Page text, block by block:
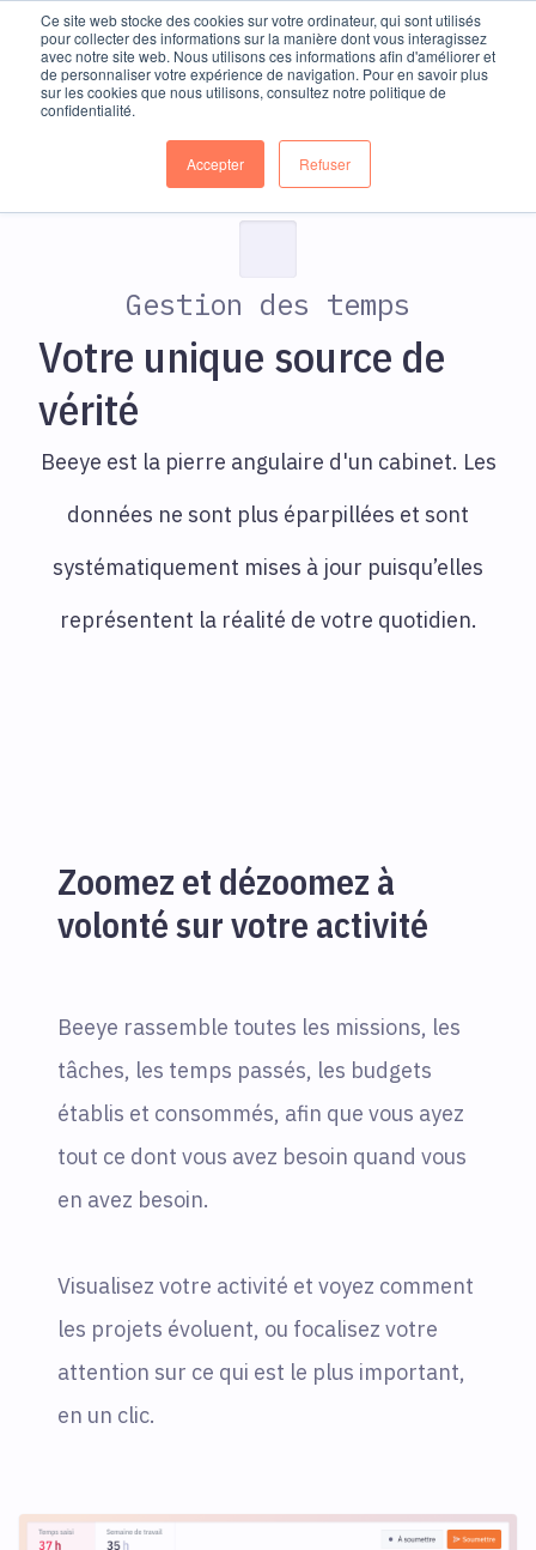
Ce site web stocke des cookies sur votre ordinateur, qui sont utilisés
pour collecter des informations sur la manière dont vous interagissez
avec notre site web. Nous utilisons ces informations afin d'améliorer et
de personnaliser votre expérience de navigation. Pour en savoir plus
sur les cookies que nous utilisons, consultez notre politique de
confidentialité.
Accepter Refuser
Gestion des temps
Votre unique source de
vérité
Beeye est la pierre angulaire d'un cabinet. Les
données ne sont plus éparpillées et sont
systématiquement mises à jour puisqu’elles
représentent la réalité de votre quotidien.
Zoomez et dézoomez à
volonté sur votre activité
Beeye rassemble toutes les missions, les
tâches, les temps passés, les budgets
établis et consommés, afin que vous ayez
tout ce dont vous avez besoin quand vous
en avez besoin.
Visualisez votre activité et voyez comment
les projets évoluent, ou focalisez votre
attention sur ce qui est le plus important,
en un clic.